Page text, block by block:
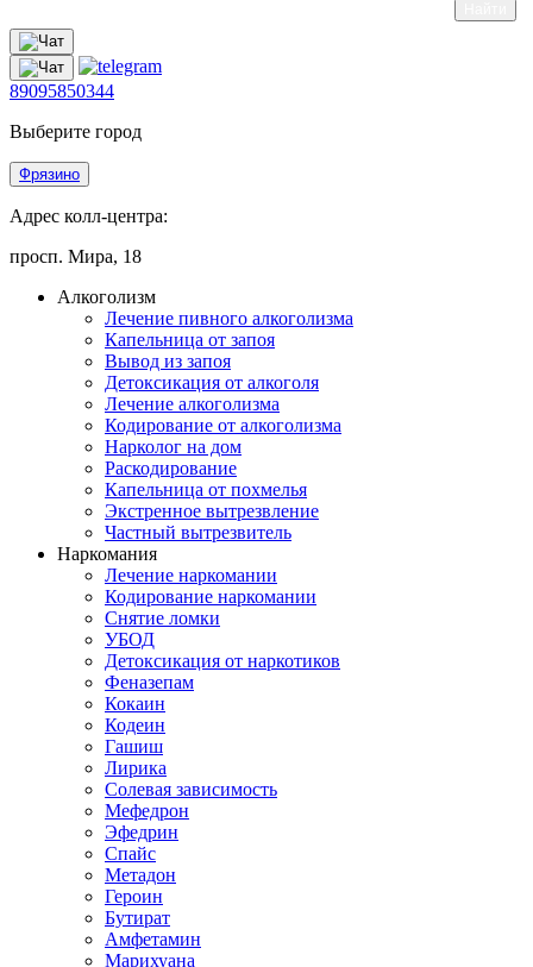
89095850344
Выберите город
Фрязино
Адрес колл-центра:
просп. Мира, 18
Алкоголизм
Лечение пивного алкоголизма
Капельница от запоя
Вывод из запоя
Детоксикация от алкоголя
Лечение алкоголизма
Кодирование от алкоголизма
Нарколог на дом
Раскодирование
Капельница от похмелья
Экстренное вытрезвление
Частный вытрезвитель
Наркомания
Лечение наркомании
Кодирование наркомании
Снятие ломки
УБОД
Детоксикация от наркотиков
Феназепам
Кокаин
Кодеин
Гашиш
Лирика
Солевая зависимость
Мефедрон
Эфедрин
Спайс
Метадон
Героин
Бутират
Амфетамин
Марихуана